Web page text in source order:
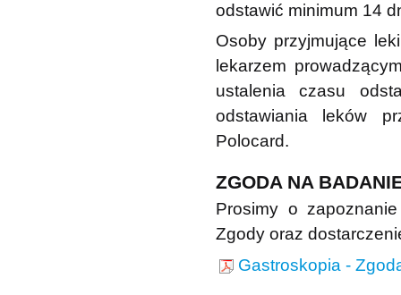
odstawić minimum 14
Osoby przyjmujące
lekarzem
ustalenia czasu
odstawiania leków
Polocard.
ZGODA NA
Prosimy o
Zgody oraz
Gastroskopia -